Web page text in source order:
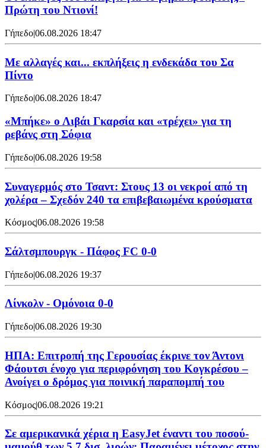
Πρώτη του Ντιονί!
Γήπεδο|06.08.2026 18:47
Με αλλαγές και... εκπλήξεις η ενδεκάδα του Σα
Πίντο
Γήπεδο|06.08.2026 18:47
«Μπήκε» ο Λιβάι Γκαρσία και «τρέχει» για τη
ρεβάνς στη Σόφια
Γήπεδο|06.08.2026 19:58
Συναγερμός στο Τσαντ: Στους 13 οι νεκροί από τη
χολέρα – Σχεδόν 240 τα επιβεβαιωμένα κρούσματα
Κόσμος|06.08.2026 19:58
Σάλτσμπουργκ - Πάφος FC 0-0
Γήπεδο|06.08.2026 19:37
Λίνκολν - Ομόνοια 0-0
Γήπεδο|06.08.2026 19:30
ΗΠΑ: Επιτροπή της Γερουσίας έκρινε τον Άντονι
Φάουτσι ένοχο για περιφρόνηση του Κογκρέσου –
Ανοίγει ο δρόμος για ποινική παραπομπή του
Κόσμος|06.08.2026 19:21
Σε αμερικανικά χέρια η EasyJet έναντι του ποσού-